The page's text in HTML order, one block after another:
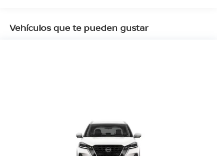
Vehículos que te pueden gustar